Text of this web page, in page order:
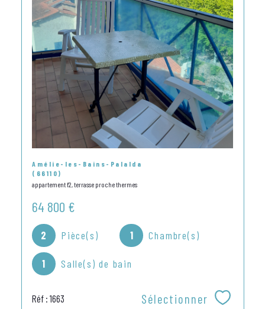
Amélie-les-Bains-Palalda
(66110)
appartement f2, terrasse proche thermes
64 800 €
2 Pièce(s) 1 Chambre(s)
1 Salle(s) de bain
Réf : 1663 Sélectionner